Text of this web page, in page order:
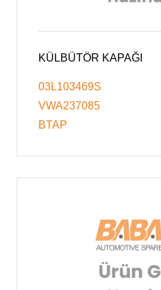
KÜLBÜTÖR KAPAĞI
03L103469S
VWA237085
BTAP